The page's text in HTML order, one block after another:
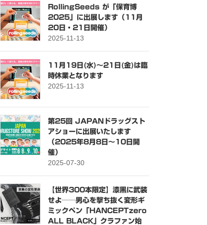
RollingSeeds が「保育博
2025」に出展します（11月
20日・21日開催）
2025-11-13
11月19日(水)～21日(金)は臨
時休業となります
2025-11-13
第25回 JAPANドラッグスト
アショーに出展いたします
（2025年8月8日〜10日開
催）
2025-07-30
【世界300本限定】漆黒に武装
せよ──男心を撃ち抜く変形ギ
ミックペン「HANCEPTzero
ALL BLACK」クラファン始